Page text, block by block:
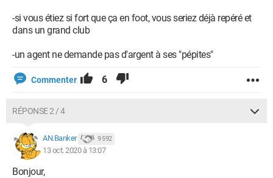
-si vous étiez si fort que ça en foot, vous seriez déjà repéré et
dans un grand club
-un agent ne demande pas d'argent à ses "pépites"
Commenter 6
RÉPONSE 2 / 4
AN.Banker 9 592
13 oct. 2020 à 13:07
Bonjour,